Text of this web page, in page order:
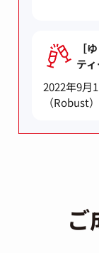
［
テ
2022年9月
（Robust）
ご